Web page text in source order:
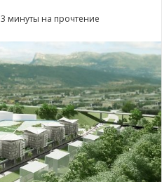
3 минуты на прочтение